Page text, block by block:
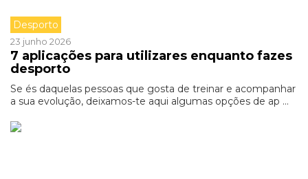
Desporto
23 junho 2026
7 aplicações para utilizares enquanto fazes
desporto
Se és daquelas pessoas que gosta de treinar e acompanhar
a sua evolução, deixamos-te aqui algumas opções de ap ...